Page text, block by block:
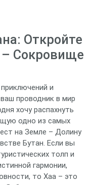
Откройте
– Сокровище
и
проводник в мир
хочу распахнуть
одно из самых
на Земле – Долину
Бутан. Если вы
толп и
гармонии,
то Хаа – это